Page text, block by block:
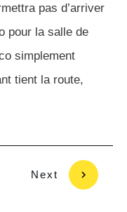
pas d’arriver
pour la salle de
simplement
tient la route,
Next